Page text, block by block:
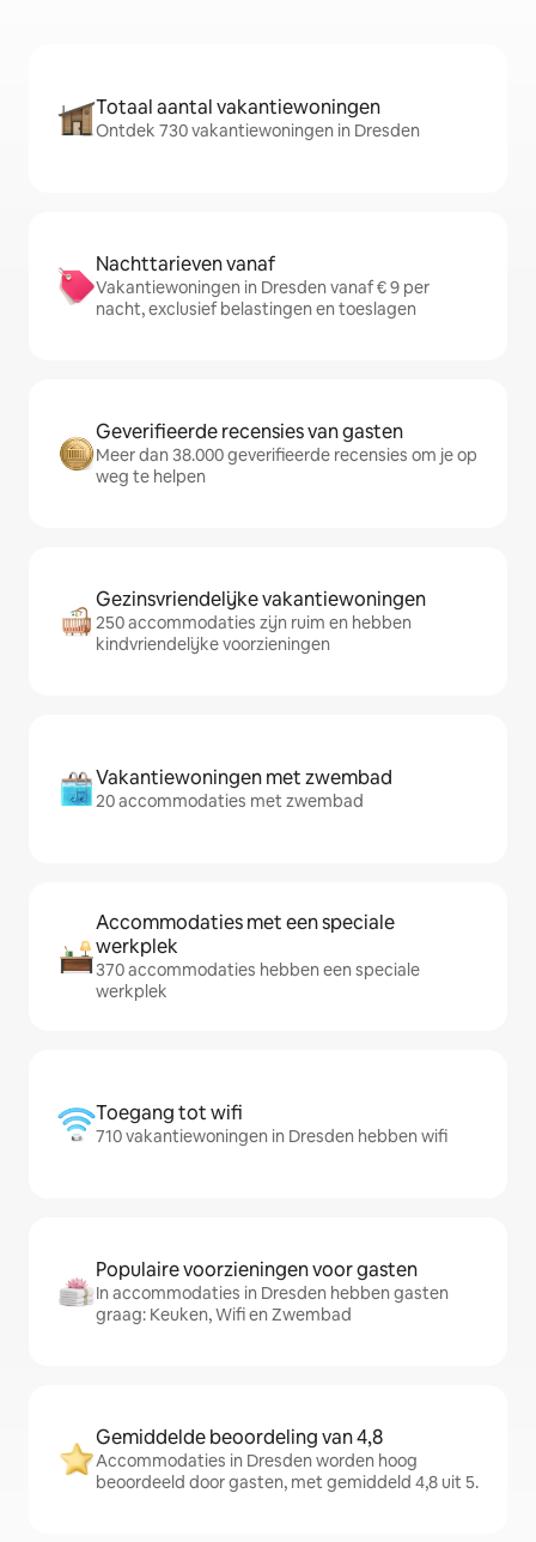
Totaal aantal vakantiewoningen
Ontdek 730 vakantiewoningen in Dresden
Nachttarieven vanaf
Vakantiewoningen in Dresden vanaf € 9 per
nacht, exclusief belastingen en toeslagen
Geverifieerde recensies van gasten
Meer dan 38.000 geverifieerde recensies om je op
weg te helpen
Gezinsvriendelijke vakantiewoningen
250 accommodaties zijn ruim en hebben
kindvriendelijke voorzieningen
Vakantiewoningen met zwembad
20 accommodaties met zwembad
Accommodaties met een speciale
werkplek
370 accommodaties hebben een speciale
werkplek
Toegang tot wifi
710 vakantiewoningen in Dresden hebben wifi
Populaire voorzieningen voor gasten
In accommodaties in Dresden hebben gasten
graag: Keuken, Wifi en Zwembad
Gemiddelde beoordeling van 4,8
Accommodaties in Dresden worden hoog
beoordeeld door gasten, met gemiddeld 4,8 uit 5.